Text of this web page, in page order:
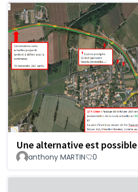
Une alternative est possible
anthony MARTIN 0